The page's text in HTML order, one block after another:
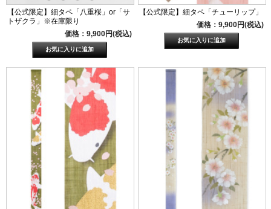
【公式限定】細タペ「八重桜」or「サ
トザクラ」※在庫限り
価格：9,900円(税込)
【公式限定】細タペ「チューリップ」
価格：9,900円(税込)